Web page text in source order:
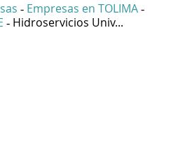
- Empresas en TOLIMA -
- Hidroservicios Univ...